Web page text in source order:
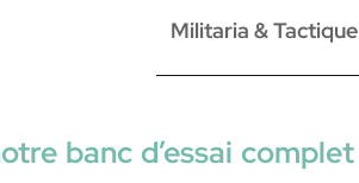
Militaria & Tactique
banc d’essai complet